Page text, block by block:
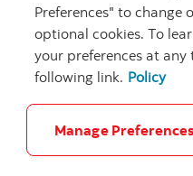
Carrières Ma banque à moi
Preferences" to change
optional cookies. To
your preferences at
following link. Policy
Manage Preferences